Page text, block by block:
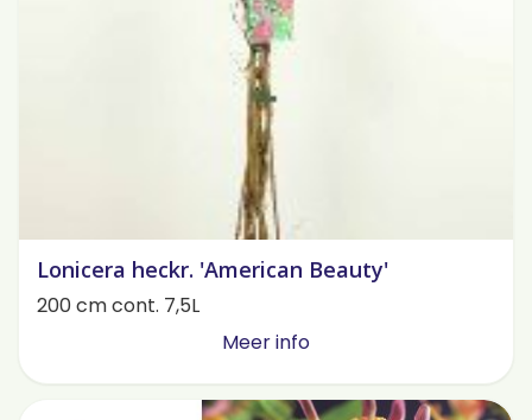
Lonicera heckr. 'American Beauty'
200 cm cont. 7,5L
Meer info